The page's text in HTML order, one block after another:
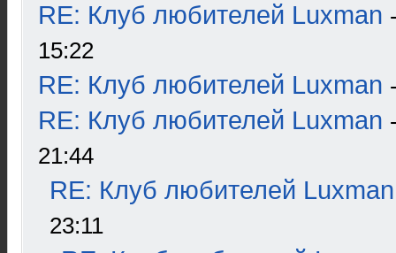
RE: Клуб любителей Luxman
15:22
RE: Клуб любителей Luxman
RE: Клуб любителей Luxman
21:44
RE: Клуб любителей Luxman
23:11